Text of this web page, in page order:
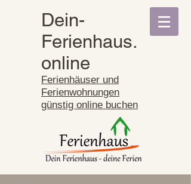
Dein-
Ferienhaus.
online
Ferienhäuser und
Ferienwohnungen
günstig online buchen